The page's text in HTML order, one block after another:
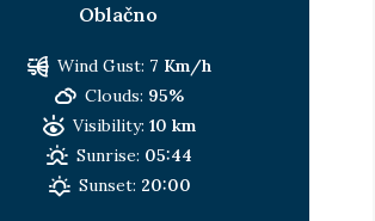
Oblačno
Wind Gust: 7 Km/h
Clouds: 95%
Visibility: 10 km
Sunrise: 05:44
Sunset: 20:00